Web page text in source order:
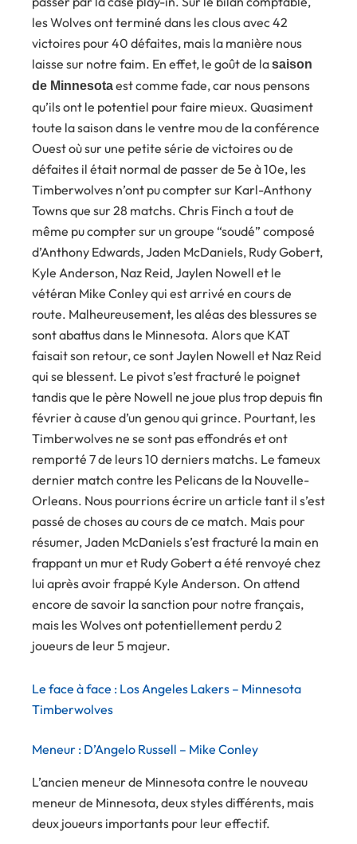
les Wolves ont terminé dans les clous avec 42
victoires pour 40 défaites, mais la manière nous
laisse sur notre faim. En effet, le goût de lasaison
de Minnesotaest comme fade, car nous pensons
qu’ils ont le potentiel pour faire mieux. Quasiment
toute la saison dans le ventre mou de la conférence
Ouest où sur une petite série de victoires ou de
défaites il était normal de passer de 5e à 10e, les
Timberwolves n’ont pu compter sur Karl-Anthony
Towns que sur 28 matchs. Chris Finch a tout de
même pu compter sur un groupe “soudé” composé
d’Anthony Edwards, Jaden McDaniels, Rudy Gobert,
Kyle Anderson, Naz Reid, Jaylen Nowell et le
vétéran Mike Conley qui est arrivé en cours de
route. Malheureusement, les aléas des blessures se
sont abattus dans le Minnesota. Alors que KAT
faisait son retour, ce sont Jaylen Nowell et Naz Reid
qui se blessent. Le pivot s’est fracturé le poignet
tandis que le père Nowell ne joue plus trop depuis fin
février à cause d’un genou qui grince. Pourtant, les
Timberwolves ne se sont pas effondrés et ont
remporté 7 de leurs 10 derniers matchs. Le fameux
dernier match contre les Pelicans de la Nouvelle-
Orleans. Nous pourrions écrire un article tant il s’est
passé de choses au cours de ce match. Mais pour
résumer, Jaden McDaniels s’est fracturé la main en
frappant un mur et Rudy Gobert a été renvoyé chez
lui après avoir frappé Kyle Anderson. On attend
encore de savoir la sanction pour notre français,
mais les Wolves ont potentiellement perdu 2
joueurs de leur 5 majeur.
Le face à face : Los Angeles Lakers – Minnesota
Timberwolves
Meneur : D’Angelo Russell – Mike Conley
L’ancien meneur de Minnesota contre le nouveau
meneur de Minnesota, deux styles différents, mais
deux joueurs importants pour leur effectif.